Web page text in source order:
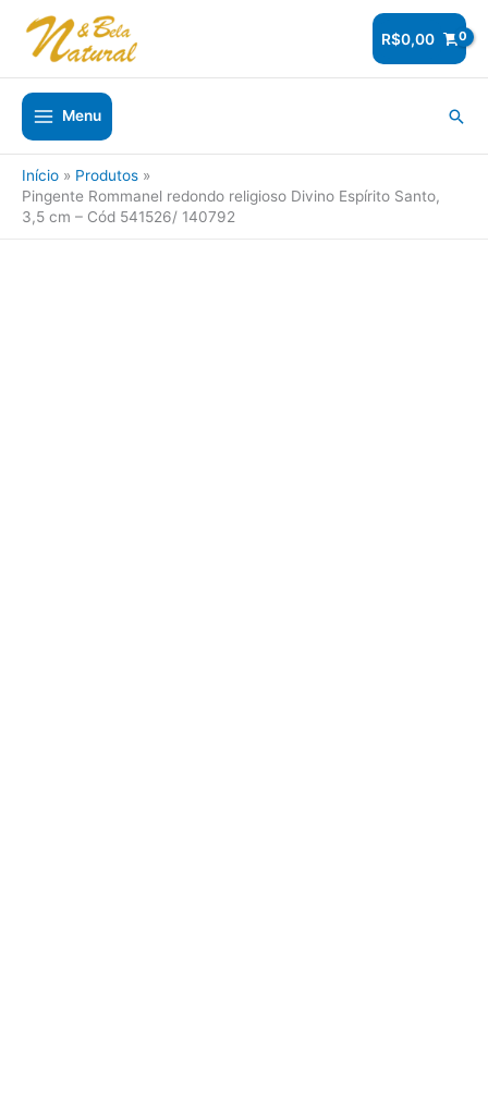
para
conteúdo
R$0,00
Menu
Início
Produtos
Pingente Rommanel redondo religioso Divino Espírito Santo,
3,5 cm – Cód 541526/ 140792